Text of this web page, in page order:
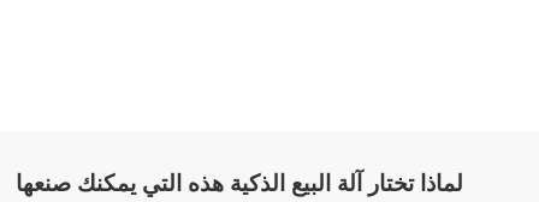
لماذا تختار آلة البيع الذكية هذه التي يمكنك صنعها